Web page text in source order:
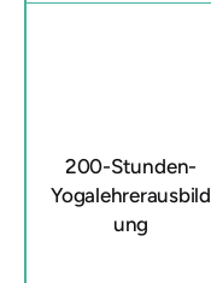
200-Stunden-
Yogalehrerausbild
ung